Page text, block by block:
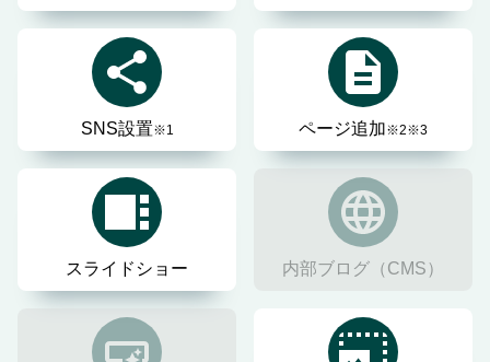
SNS設置※1 ページ追加※2※3
スライドショー 内部ブログ（CMS）